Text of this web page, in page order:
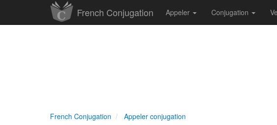
French Conjugation Appeler Conjugation
French Conjugation Appeler conjugation